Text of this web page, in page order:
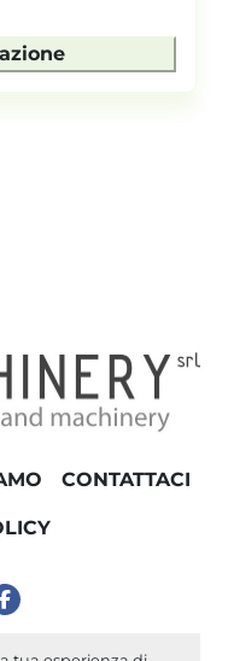
CONTATTACI
facebook